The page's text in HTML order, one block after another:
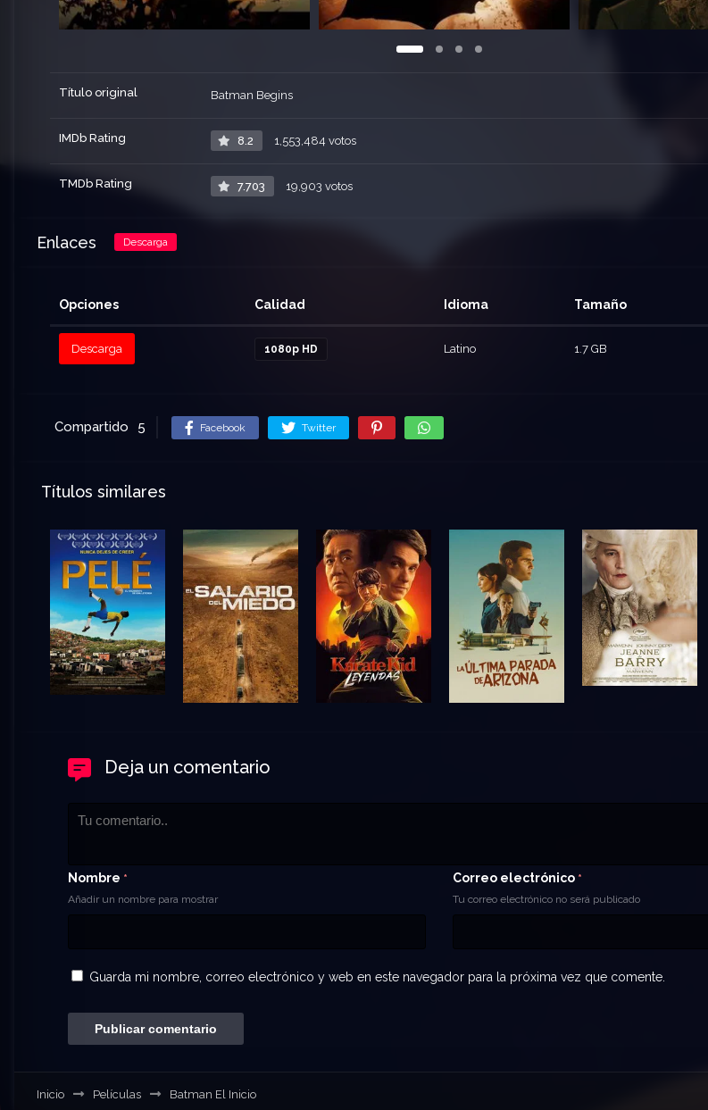
Título original Batman Begins
IMDb Rating 8.2 1,553,484 votos
TMDb Rating 7.703 19,903 votos
Enlaces Descarga
Opciones Calidad Idioma Tamaño
Descarga 1080p HD Latino 1.7 GB
Compartido 5 Facebook Twitter
Títulos similares
Deja un comentario
Nombre *
Añadir un nombre para mostrar
Correo electrónico *
Tu correo electrónico no será publicado
Guarda mi nombre, correo electrónico y web en este navegador para la próxima vez que comente.
Inicio Películas Batman El Inicio